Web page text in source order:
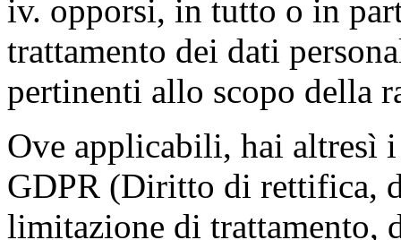
iv. opporsi, in tutto o in
trattamento dei dati
pertinenti allo scopo della
Ove applicabili, hai
GDPR (Diritto di rettifica,
limitazione di trattamento,